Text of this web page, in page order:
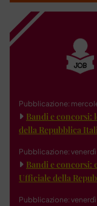
Pubblicazione:
Bandi e concorsi:
della Repubblica
Pubblicazione:
Bandi e concorsi:
Ufficiale della
Pubblicazione: